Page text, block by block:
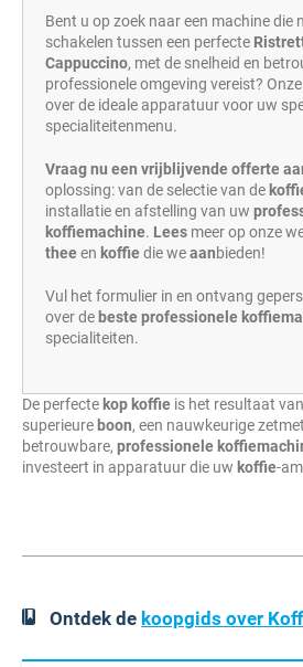
Bent u op zoek naar een machine die
schakelen tussen een perfecte
Cappuccino, met de snelheid en
professionele omgeving vereist?
over de ideale apparatuur voor uw
specialiteitenmenu.
Vraag nu een vrijblijvende offerte
oplossing: van de selectie van de
installatie en afstelling van uw
koffiemachine. Lees meer op onze
thee en koffie die weaanbieden!
Vul het formulier in en ontvang
over de beste professionele
specialiteiten.
De perfecte kop koffie is het resultaat
superieure boon, een nauwkeurige
betrouwbare, professionele
investeert in apparatuur die uw koffie-
Ontdek de koopgids over